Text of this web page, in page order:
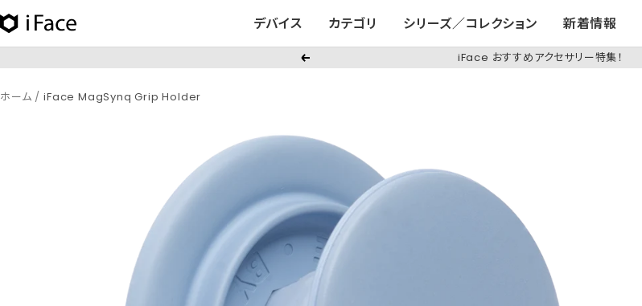
コ
ン
ツ
デバイス カテゴリ シリーズ／コレクション 新着情報
iFace
日
本
公
戻
iFace おすすめアクセサリー特集！
ホーム iFace MagSynq Grip Holder